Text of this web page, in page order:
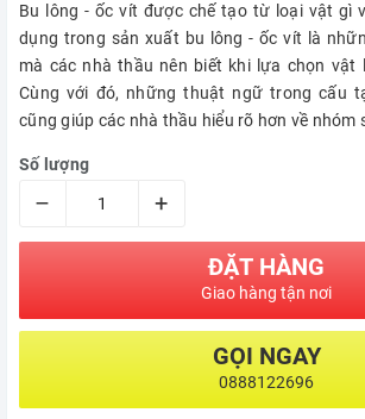
Bu lông - ốc vít được chế tạo từ loại vật gì
dụng trong sản xuất bu lông - ốc vít là
mà các nhà thầu nên biết khi lựa chọn vật
Cùng với đó, những thuật ngữ trong cấu
cũng giúp các nhà thầu hiểu rõ hơn về nhóm
Số lượng
– +
ĐẶT HÀNG
Giao hàng tận nơi
GỌI NGAY
0888122696